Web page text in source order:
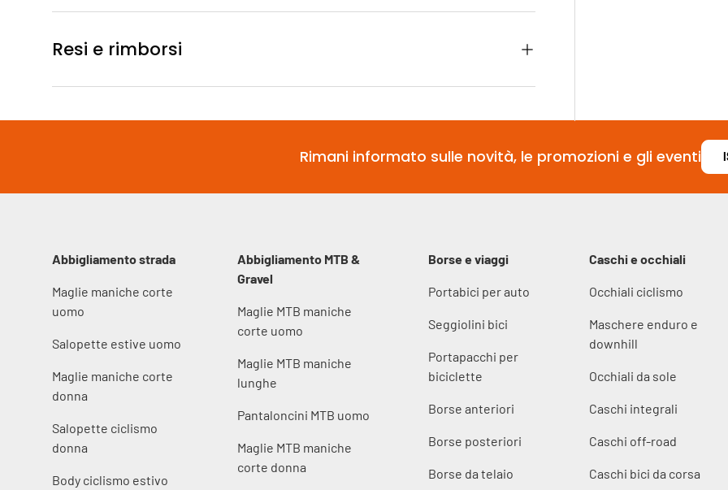
Resi e rimborsi
Rimani informato sulle novità, le promozioni e gli eventi
Abbigliamento strada
Maglie maniche corte
uomo
Salopette estive uomo
Maglie maniche corte
donna
Salopette ciclismo
donna
Body ciclismo estivo
Abbigliamento MTB &
Gravel
Maglie MTB maniche
corte uomo
Maglie MTB maniche
lunghe
Pantaloncini MTB uomo
Maglie MTB maniche
corte donna
Borse e viaggi
Portabici per auto
Seggiolini bici
Portapacchi per
biciclette
Borse anteriori
Borse posteriori
Borse da telaio
Caschi e occhiali
Occhiali ciclismo
Maschere enduro e
downhill
Occhiali da sole
Caschi integrali
Caschi off-road
Caschi bici da corsa